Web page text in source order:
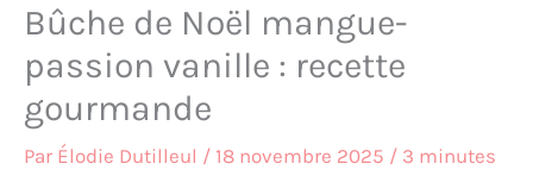
Bûche de Noël mangue-
passion vanille : recette
gourmande
Par Élodie Dutilleul / 18 novembre 2025 / 3 minutes